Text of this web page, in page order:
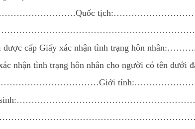
được cấp Giấy xác nhận tình trạng hôn
nhận tình trạng hôn nhân cho người có tên dưới
tên: ……………………………Giới
năm